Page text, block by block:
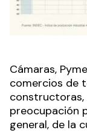
Cámaras,
comercios de
constructoras,
preocupación
general, de la